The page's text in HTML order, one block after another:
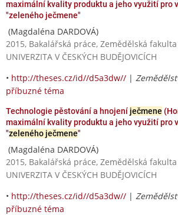
maximální kvality produktu a jeho využití pro
"zeleného ječmene"
(Magdaléna DARDOVÁ)
2015, Bakalářská práce, Zemědělská fakulta
UNIVERZITA V ČESKÝCH BUDĚJOVICÍCH
• http://theses.cz/id//d5a3dw// |
příbuzné téma
Technologie pěstování a hnojení ječmene
maximální kvality produktu a jeho využití pro
"zeleného ječmene"
(Magdaléna DARDOVÁ)
2015, Bakalářská práce, Zemědělská fakulta
UNIVERZITA V ČESKÝCH BUDĚJOVICÍCH
• http://theses.cz/id//d5a3dw// |
příbuzné téma